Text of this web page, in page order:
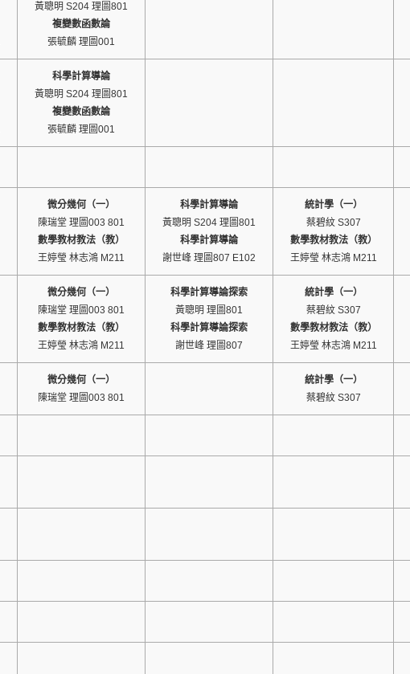
黃聰明 S204 理圖801
複變數函數論
張毓麟 理圖001
科學計算導論
黃聰明 S204 理圖801
複變數函數論
張毓麟 理圖001
微分幾何（一）
陳瑞堂 理圖003 801
數學教材教法（教）
王婷瑩 林志鴻 M211
科學計算導論
黃聰明 S204 理圖801
科學計算導論
謝世峰 理圖807 E102
統計學（一）
蔡碧紋 S307
數學教材教法（教）
王婷瑩 林志鴻 M211
微分幾何（一）
陳瑞堂 理圖003 801
數學教材教法（教）
王婷瑩 林志鴻 M211
科學計算導論探索
黃聰明 理圖801
科學計算導論探索
謝世峰 理圖807
統計學（一）
蔡碧紋 S307
數學教材教法（教）
王婷瑩 林志鴻 M211
微分幾何（一）
陳瑞堂 理圖003 801
統計學（一）
蔡碧紋 S307